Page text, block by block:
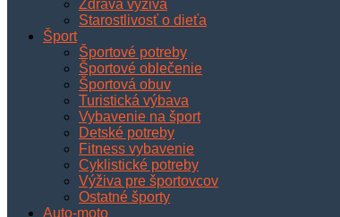
Zdravá výživa
Starostlivosť o dieťa
Šport
Športové potreby
Športové oblečenie
Športová obuv
Turistická výbava
Vybavenie na šport
Detské potreby
Fitness vybavenie
Cyklistické potreby
Výživa pre športovcov
Ostatné športy
Auto-moto